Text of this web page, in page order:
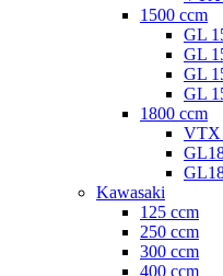
1500 ccm
GL
GL
GL
GL
1800 ccm
VTX
Kawasaki
125 ccm
250 ccm
300 ccm
400 ccm